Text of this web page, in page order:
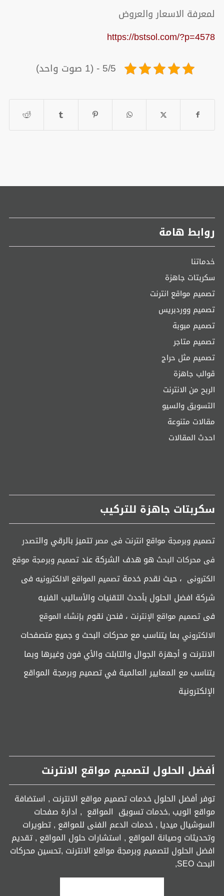
لمعرفة الاسعار والعروض
https://bstsol.com/?p=4578
5/5 - (1 صوت واحد)
روابط هامة
خدماتنا
سكربتات جاهزة
تصميم مواقع انترنت
تصميم ووردبريس
تصميم مبوبة
تصميم متاجر
تصميم مثل حراج
قوالب جاهزة
الربح من الانترنت
التسويق والسيو
مقالات متنوعة
احدث المقالات
سكربتات جاهزة للتركيب
تصميم وبرمجة مواقع انترنت فى مصرتتميز بالرقي والتصدر
فى محركات البحث هو هدف الشركة عندتصميم وبرمجة موقع
الكترونى ، حيث نقدم خدمة تصميم المواقع الالكترونيه فى
شركة افضل الحلول بأحدث التقنيات والأساليب الفنيه
فى تصميم مواقع الإنترنت ، فنحن نقوم بإنشاء الموقع
الالكتروني بما يتناسب مع محركات البحث و جميع متصفحات
الانترنت و أجهزة الجوال والتابلت والأي فون وغيرها وبما
يتناسب مع المعايير العالمية في تصميم وبرمجة المواقع
الإلكترونية
أفضل الحلول لتصميم مواقع الانترنت
توفر أفضل الحلول خدمات تصميم مواقع الانترنت , استضافة
مواقع الويب ,خدمات تسويق المواقع , ادارة صفحات
السوشيال ميديا , خدمات الدعم الفنى للمواقع , تطويرات
وتحديثات وصيانة المواقع , استشارات حلول المواقع , تقديم
افضل الحلول لتصميم وبرمجة مواقع الانترنت ,تحسين محركات
البحث SEO,